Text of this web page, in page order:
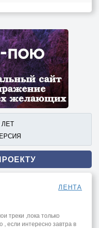
ЛЕНТА
треки ,пока только
, если интересно завтра в